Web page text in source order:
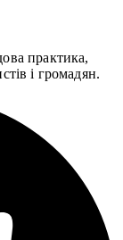
практика,
і громадян.